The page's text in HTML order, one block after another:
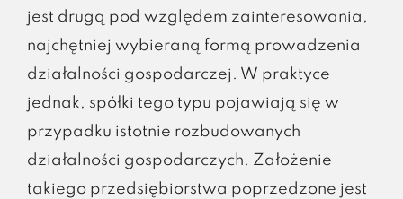
jest drugą pod względem zainteresowania,
najchętniej wybieraną formą prowadzenia
działalności gospodarczej. W praktyce
jednak, spółki tego typu pojawiają się w
przypadku istotnie rozbudowanych
działalności gospodarczych. Założenie
takiego przedsiębiorstwa poprzedzone jest